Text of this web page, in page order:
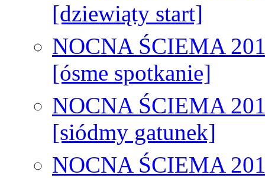
[dziewiąty start]
NOCNA ŚCIEMA
[ósme spotkanie]
NOCNA ŚCIEMA
[siódmy gatunek]
NOCNA ŚCIEMA